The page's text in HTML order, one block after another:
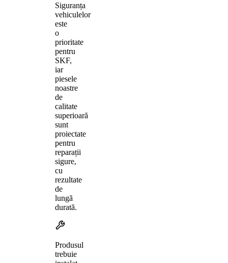
Siguranța
vehiculelor
este
o
prioritate
pentru
SKF,
iar
piesele
noastre
de
calitate
superioară
sunt
proiectate
pentru
reparații
sigure,
cu
rezultate
de
lungă
durată.
Produsul
trebuie